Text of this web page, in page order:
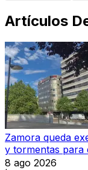
Artículos
Zamora queda
y tormentas para
8 ago 2026